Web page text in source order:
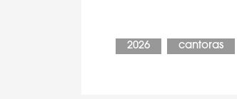
2026 cantoras